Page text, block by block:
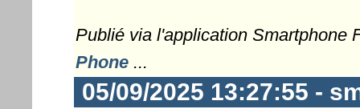
Publié via l'application Smartphone
Phone...
05/09/2025 13:27:55 -